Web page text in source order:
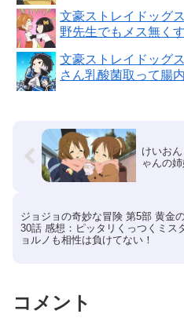
文豪ストレイドッグ
野先生でもメス無く
文豪ストレイドッグ
さん乳酸菌取って腸
けいお
ゃんの
ジョジョの奇妙な冒険 第5部 黄金
30話 感想：ピッタリくっつくミス
ョルノも相性は負けてない！
コメント